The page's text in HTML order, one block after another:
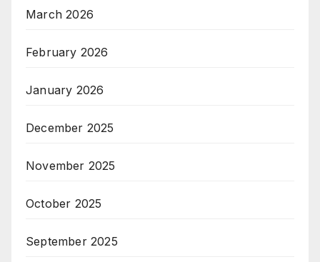
March 2026
February 2026
January 2026
December 2025
November 2025
October 2025
September 2025